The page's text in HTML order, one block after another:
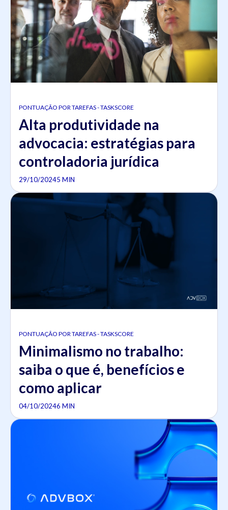
PONTUAÇÃO POR TAREFAS - TASKSCORE
Alta produtividade na
advocacia: estratégias para
controladoria jurídica
29/10/20245 MIN
PONTUAÇÃO POR TAREFAS - TASKSCORE
Minimalismo no trabalho:
saiba o que é, benefícios e
como aplicar
04/10/20246 MIN